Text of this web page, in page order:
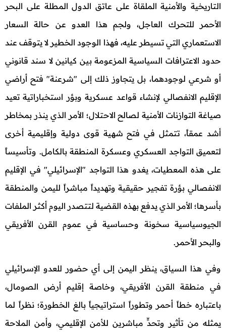
التاريخية والأمنية الملقاة على عاتق الدول المطلة على البحر
الأحمر للتحرك العاجل، ولجم هذا العدو عن حالة السعار
الاستعماري التي تسيطر عليه، فهذا الوجود الخطير لا يتوقف عند
حدود الاعترافات السياسية المزعومة بين كيانين لا سند قانوني
أو شرعي لوجودهما، بل يتجاوز ذلك إلى "شرعنة" فتح أراضي
الإقليم الانفصالي لإنشاء قواعد عسكرية وبؤر استخباراتية تعيد
صياغة التوازنات الأمنية لصالح الاحتلال؛ الأمر الذي ينذر بمخاطر
أشد عمقاً، تتمثل في فتح شهية قوى دولية وإقليمية أخرى
لتعميق التواجد العسكري وعسكرة المنطقة بالكامل. وتأسيساً
على هذه المعطيات، يغدو هذا التواجد "الإسرائيلي" في الإقليم
الانفصالي بؤرة تفجير حقيقية وتهديداً مباشراً لليمن والمنطقة
بأسرها؛ الأمر الذي يدفع بهذه القضية لتتصدر اليوم أكثر الملفات
الجيوسياسية سخونة وحساسية في عموم القرن الأفريقي
والبحر الأحمر.
وفي هذا السياق، ينظر اليمن إلى أي حضور للعدو الإسرائيلي
في منطقة القرن الأفريقي، وخاصة إقليم أرض الصومال،
باعتباره خطاً أحمر وتطوراً استراتيجياً بالغ الخطورة؛ نظراً لما
يمثله من تأثير وتحدٍّ مباشرين للأمن الإقليمي، وأمن الملاحة